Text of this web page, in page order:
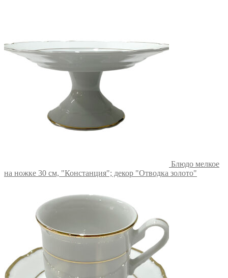
Блюдо мелкое
на ножке 30 см, "Констанция"; декор "Отводка золото"